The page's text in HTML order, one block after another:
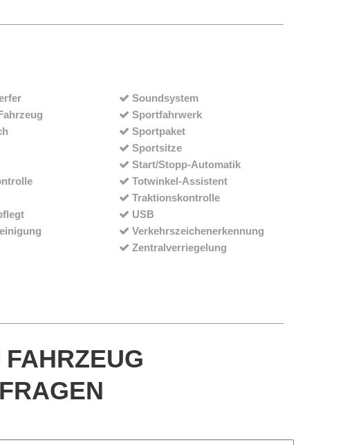
Soundsystem
Sportfahrwerk
Sportpaket
Sportsitze
Start/Stopp-Automatik
Totwinkel-Assistent
Traktionskontrolle
USB
Verkehrszeichenerkennung
Zentralverriegelung
FAHRZEUG